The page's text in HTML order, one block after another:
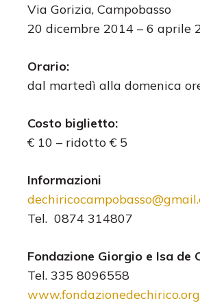
Via Gorizia, Campobasso
20 dicembre 2014 – 6 aprile
Orario:
dal martedì alla domenica
Costo biglietto:
€ 10 – ridotto € 5
Informazioni
Tel. 0874 314807
Fondazione Giorgio e Isa de
Tel. 335 8096558
www.fondazionedechirico.org